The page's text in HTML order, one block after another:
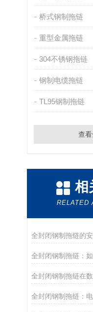
桥式钢制拖链
重型金属拖链
304不锈钢拖链
钢制电缆拖链
TL95钢制拖链
查
相
RELATED
全封闭钢制拖链在